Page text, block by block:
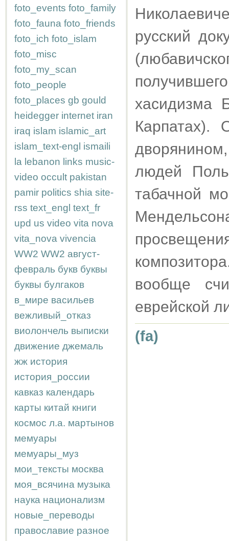
foto_events foto_family
foto_fauna foto_friends
foto_ich foto_islam
foto_misc
foto_my_scan
foto_people
foto_places gb gould
heidegger internet iran
iraq islam islamic_art
islam_text-engl ismaili
la lebanon links music-
video occult pakistan
pamir politics shia site-
rss text_engl text_fr
upd us video vita nova
vita_nova vivencia
WW2 WW2 август-
февраль букв буквы
буквы булгаков
в_мире васильев
вежливый_отказ
виолончель выписки
движение джемаль
жж история
история_россии
кавказ календарь
карты китай книги
космос л.а. мартынов
мемуары
мемуары_муз
мои_тексты москва
моя_всячина музыка
наука национализм
новые_переводы
православие разное
русский
хасидизма
Карпатах).
людей
табачной
вообще
еврейской
(fa)